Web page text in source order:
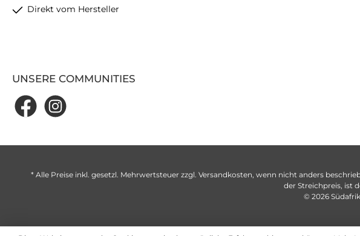
Direkt vom Hersteller
UNSERE COMMUNITIES
* Alle Preise inkl. gesetzl. Mehrwertsteuer zzgl. Versandkosten, wenn nicht anders
der Streichpreis, ist
© 2026